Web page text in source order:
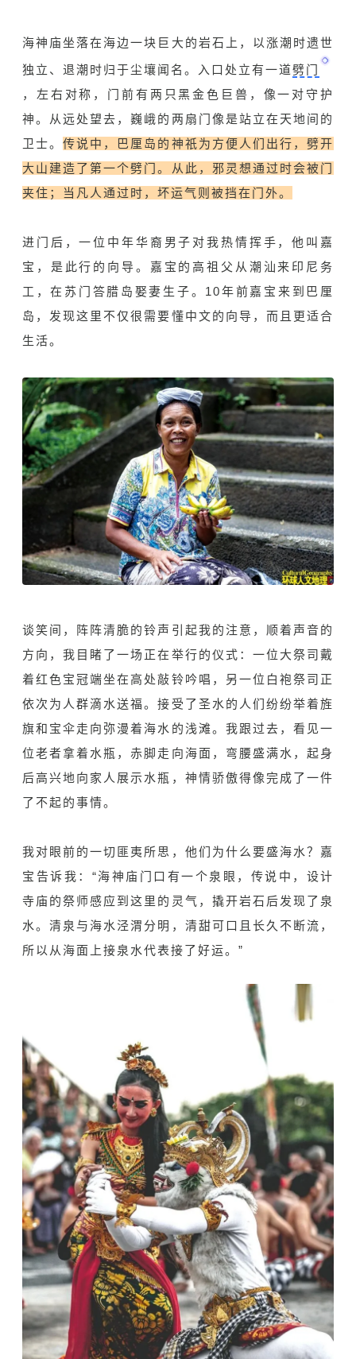
海神庙坐落在海边一块巨大的岩石上，以涨潮时遗世
独立、退潮时归于尘壤闻名。入口处立有一道劈门
，左右对称，门前有两只黑金色巨兽，像一对守护
神。从远处望去，巍峨的两扇门像是站立在天地间的
卫士。传说中，巴厘岛的神祇为方便人们出行，劈开
大山建造了第一个劈门。从此，邪灵想通过时会被门
夹住；当凡人通过时，坏运气则被挡在门外。
进门后，一位中年华裔男子对我热情挥手，他叫嘉
宝，是此行的向导。嘉宝的高祖父从潮汕来印尼务
工，在 苏门答腊岛 娶妻生子。10年前嘉宝来到巴厘
岛，发现这里不仅很需要懂中文的向导，而且更适合
生活。
谈笑间，阵阵清脆的铃声引起我的注意，顺着声音的
方向，我目睹了一场正在举行的仪式：一位大祭司戴
着红色宝冠端坐在高处敲铃吟唱，另一位白袍祭司正
依次为人群滴水送福。接受了圣水的人们纷纷举着旌
旗和宝伞走向弥漫着海水的浅滩。我跟过去，看见一
位老者拿着水瓶，赤脚走向海面，弯腰盛满水，起身
后高兴地向家人展示水瓶，神情骄傲得像完成了一件
了不起的事情。
我对眼前的一切匪夷所思，他们为什么要盛海水？嘉
宝告诉我：“海神庙门口有一个泉眼，传说中，设计
寺庙的祭师感应到这里的灵气，撬开岩石后发现了泉
水。清泉与海水泾渭分明，清甜可口且长久不断流，
所以从海面上接泉水代表接了好运。”